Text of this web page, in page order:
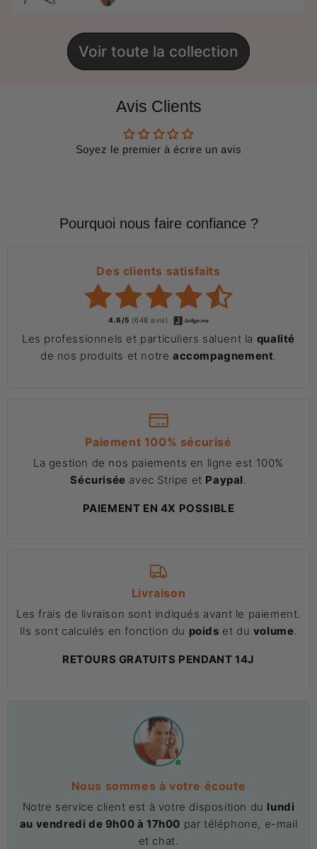
Voir toute la collection
Avis Clients
Soyez le premier à écrire un avis
Pourquoi nous faire confiance ?
Des clients satisfaits
4.6/5 (648 avis)
Les professionnels et particuliers saluent la qualité
de nos produits et notre accompagnement.
Paiement 100% sécurisé
La gestion de nos paiements en ligne est 100%
Sécurisée avec Stripe et Paypal.
PAIEMENT EN 4X POSSIBLE
Livraison
Les frais de livraison sont indiqués avant le paiement.
Ils sont calculés en fonction du poids et du volume.
RETOURS GRATUITS PENDANT 14J
Nous sommes à votre écoute
Notre service client est à votre disposition du lundi
au vendredi de 9h00 à 17h00 par téléphone, e-mail
et chat.